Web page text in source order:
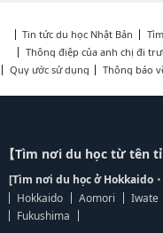
Tin tức du học Nhật Bản
Thông điệp của anh chị đi
Quy ước sử dụng
Thông báo
【Tìm nơi du học từ tên
[Tìm nơi du học ở Hokkaido
Hokkaido
Aomori Iwate
Fukushima